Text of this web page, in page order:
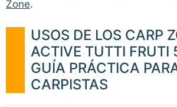
Zone.
USOS DE LOS CARP
ACTIVE TUTTI FRUTI
GUÍA PRÁCTICA
CARPISTAS